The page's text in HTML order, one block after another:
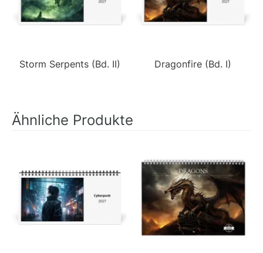
Storm Serpents (Bd. II) Dragonfire (Bd. I)
Ähnliche Produkte